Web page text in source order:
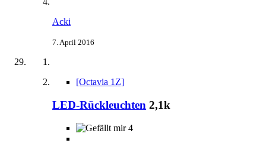
Acki
7. April 2016
[Octavia 1Z]
LED-Rückleuchten 2,1k
4